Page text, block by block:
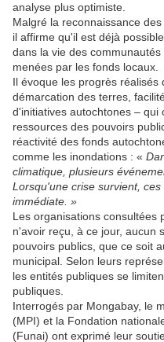
analyse plus optimiste.
Malgré la reconnaissance
il affirme qu'il est déjà
dans la vie des
menées par les fonds locaux.
Il évoque les progrès
démarcation des terres,
d'initiatives autochtones –
ressources des pouvoirs
réactivité des fonds
comme les inondations : «
climatique, plusieurs
Lorsqu'une crise survient,
immédiate. »
Les organisations consultées
n'avoir reçu, à ce jour, aucun
pouvoirs publics, que ce soit
municipal. Selon leurs
les entités publiques se
publiques.
Interrogés par Mongabay, le
(MPI) et la Fondation
(Funai) ont exprimé leur